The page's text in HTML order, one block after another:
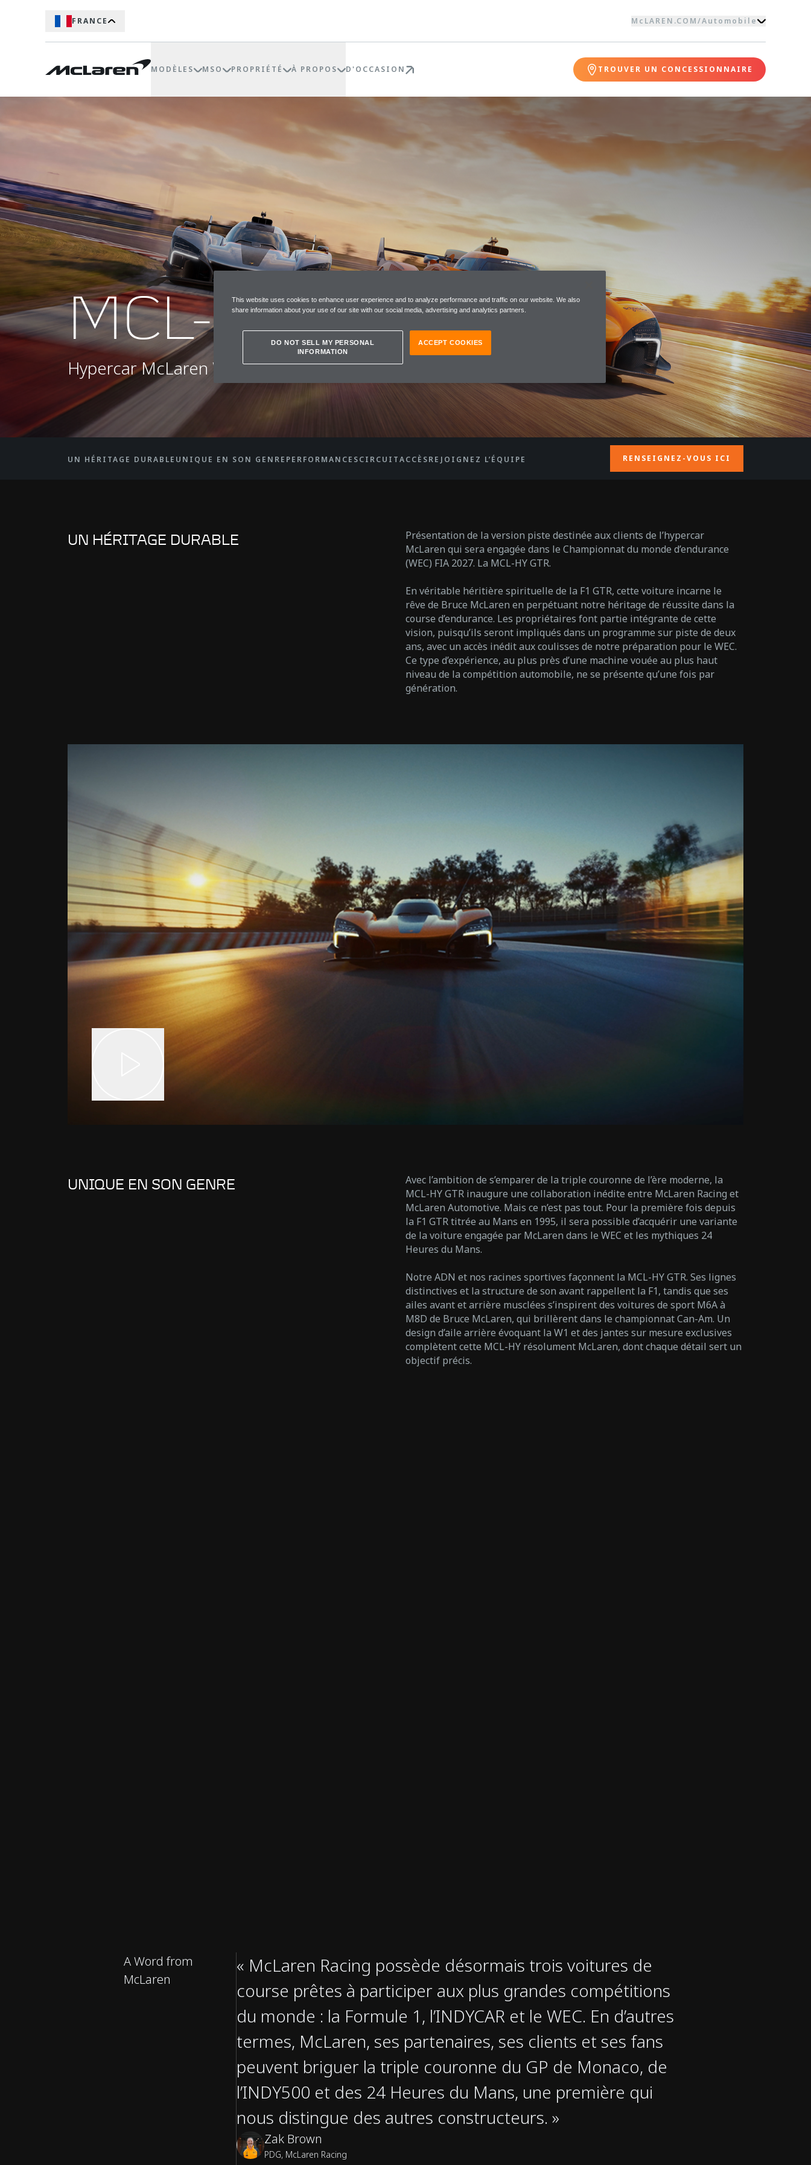
FRANCE McLAREN.COM/Automobile
MODÈLES MSO PROPRIÉTÉ À PROPOS D'OCCASION TROUVER UN CONCESSIONNAIRE
MCL-HY GTR
Hypercar McLaren WEC FIA
UN HÉRITAGE DURABLE UNIQUE EN SON GENRE PERFORMANCESCIRCUITACCÈSREJOIGNEZ L’ÉQUIPE RENSEIGNEZ-VOUS ICI
UN HÉRITAGE DURABLE
Présentation de la version piste destinée aux clients de l’hypercar
McLaren qui sera engagée dans le Championnat du monde d’endurance
(WEC) FIA 2027. La MCL-HY GTR.
En véritable héritière spirituelle de la F1 GTR, cette voiture incarne le
rêve de Bruce McLaren en perpétuant notre héritage de réussite dans la
course d’endurance. Les propriétaires font partie intégrante de cette
vision, puisqu’ils seront impliqués dans un programme sur piste de deux
ans, avec un accès inédit aux coulisses de notre préparation pour le WEC.
Ce type d’expérience, au plus près d’une machine vouée au plus haut
niveau de la compétition automobile, ne se présente qu’une fois par
génération.
UNIQUE EN SON GENRE
Avec l’ambition de s’emparer de la triple couronne de l’ère moderne, la
MCL-HY GTR inaugure une collaboration inédite entre McLaren Racing et
McLaren Automotive. Mais ce n’est pas tout. Pour la première fois depuis
la F1 GTR titrée au Mans en 1995, il sera possible d’acquérir une variante
de la voiture engagée par McLaren dans le WEC et les mythiques 24
Heures du Mans.
Notre ADN et nos racines sportives façonnent la MCL-HY GTR. Ses lignes
distinctives et la structure de son avant rappellent la F1, tandis que ses
ailes avant et arrière musclées s’inspirent des voitures de sport M6A à
M8D de Bruce McLaren, qui brillèrent dans le championnat Can-Am. Un
design d’aile arrière évoquant la W1 et des jantes sur mesure exclusives
complètent cette MCL-HY résolument McLaren, dont chaque détail sert un
objectif précis.
A Word from
McLaren
« McLaren Racing possède désormais trois voitures de
course prêtes à participer aux plus grandes compétitions
du monde : la Formule 1, l’INDYCAR et le WEC. En d’autres
termes, McLaren, ses partenaires, ses clients et ses fans
peuvent briguer la triple couronne du GP de Monaco, de
l’INDY500 et des 24 Heures du Mans, une première qui
nous distingue des autres constructeurs. »
Zak Brown
PDG, McLaren Racing
This website uses cookies to enhance user experience and to analyze performance and traffic on our website. We also
share information about your use of our site with our social media, advertising and analytics partners.
DO NOT SELL MY PERSONAL
INFORMATION
ACCEPT COOKIES